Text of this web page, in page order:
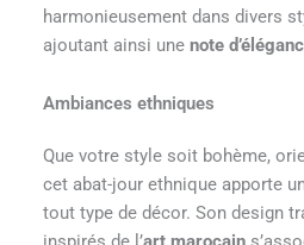
harmonieusement dans divers
ajoutant ainsi une note
Ambiances ethniques
Que votre style soit bohème,
cet abat-jour ethnique apporte
tout type de décor. Son design